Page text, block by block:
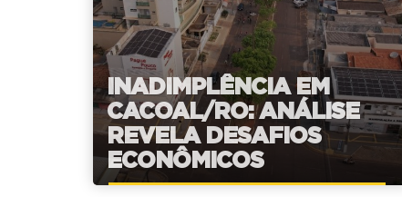
INADIMPLÊNCIA EM
CACOAL/RO: ANÁLISE
REVELA DESAFIOS
ECONÔMICOS